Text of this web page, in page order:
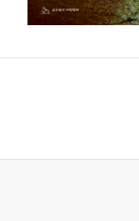
행
여
건